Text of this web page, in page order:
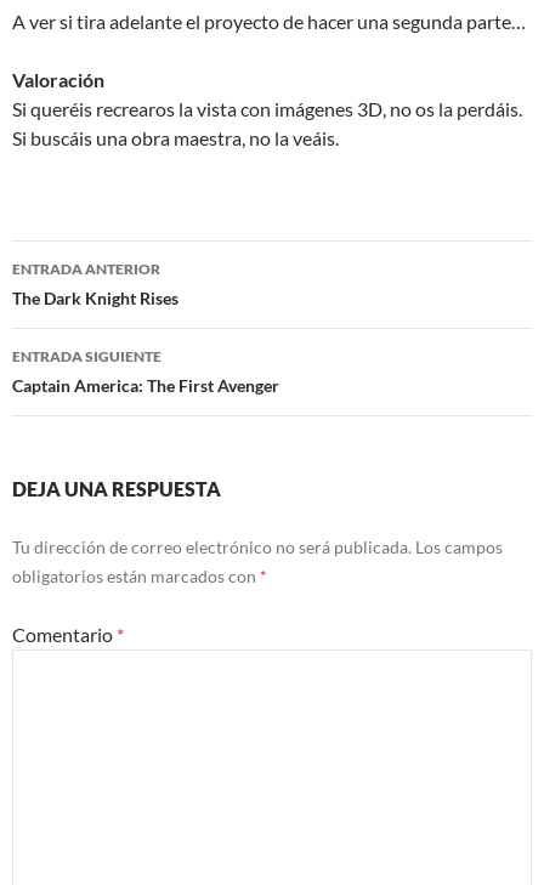
A ver si tira adelante el proyecto de hacer una segunda parte…
Valoración
Si queréis recrearos la vista con imágenes 3D, no os la perdáis.
Si buscáis una obra maestra, no la veáis.
Navegación
de
entradas
ENTRADA ANTERIOR
The Dark Knight Rises
ENTRADA SIGUIENTE
Captain America: The First Avenger
DEJA UNA RESPUESTA
Tu dirección de correo electrónico no será publicada. Los campos
obligatorios están marcados con *
Comentario *